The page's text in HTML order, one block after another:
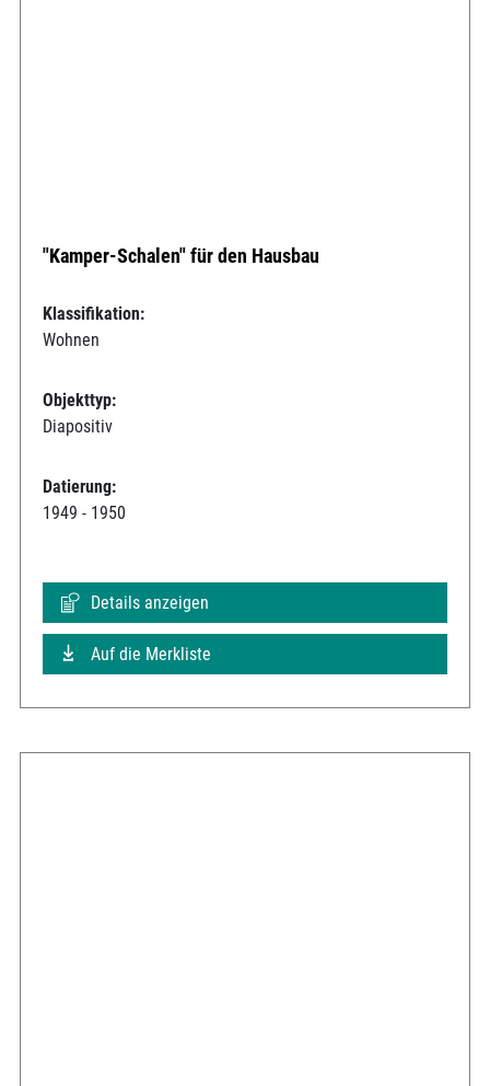
"Kamper-Schalen" für den Hausbau
Klassifikation:
Wohnen
Objekttyp:
Diapositiv
Datierung:
1949 - 1950
Details anzeigen
Auf die Merkliste